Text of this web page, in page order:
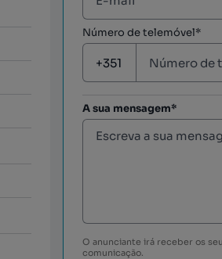
Número de telemóvel*
A sua mensagem*
O anunciante irá receber os
comunicação.